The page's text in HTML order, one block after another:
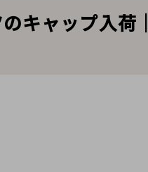
キャップ入荷